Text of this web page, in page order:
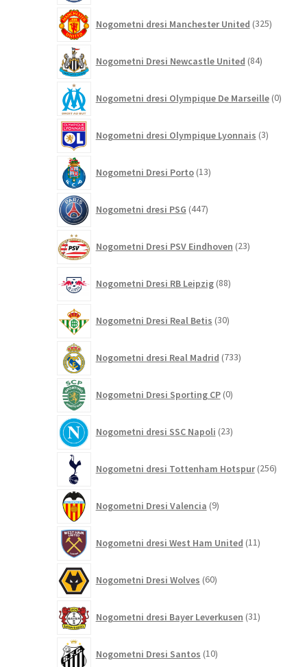
Nogometni dresi Manchester United 325izdelkov
Nogometni Dresi Newcastle United 84izdelkov
Nogometni dresi Olympique De Marseille 0
Nogometni dresi Olympique Lyonnais 3izdelki
Nogometni Dresi Porto 13izdelkov
Nogometni dresi PSG 447izdelkov
Nogometni Dresi PSV Eindhoven 23izdelkov
Nogometni Dresi RB Leipzig 88izdelkov
Nogometni Dresi Real Betis 30izdelkov
Nogometni dresi Real Madrid 733izdelkov
Nogometni Dresi Sporting CP 0izdelkov
Nogometni dresi SSC Napoli 23izdelkov
Nogometni dresi Tottenham Hotspur 256
Nogometni Dresi Valencia 9izdelkov
Nogometni dresi West Ham United 11izdelkov
Nogometni Dresi Wolves 60izdelkov
Nogometni dresi Bayer Leverkusen 31izdelkov
Nogometni Dresi Santos 10izdelkov